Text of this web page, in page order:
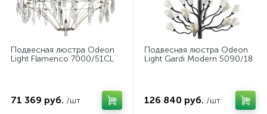
Подвесная люстра Odeon
Light Flamenco 7000/51CL
71 369 руб. /шт
Подвесная люстра Odeon
Light Gardi Modern 5090/18
126 840 руб. /шт